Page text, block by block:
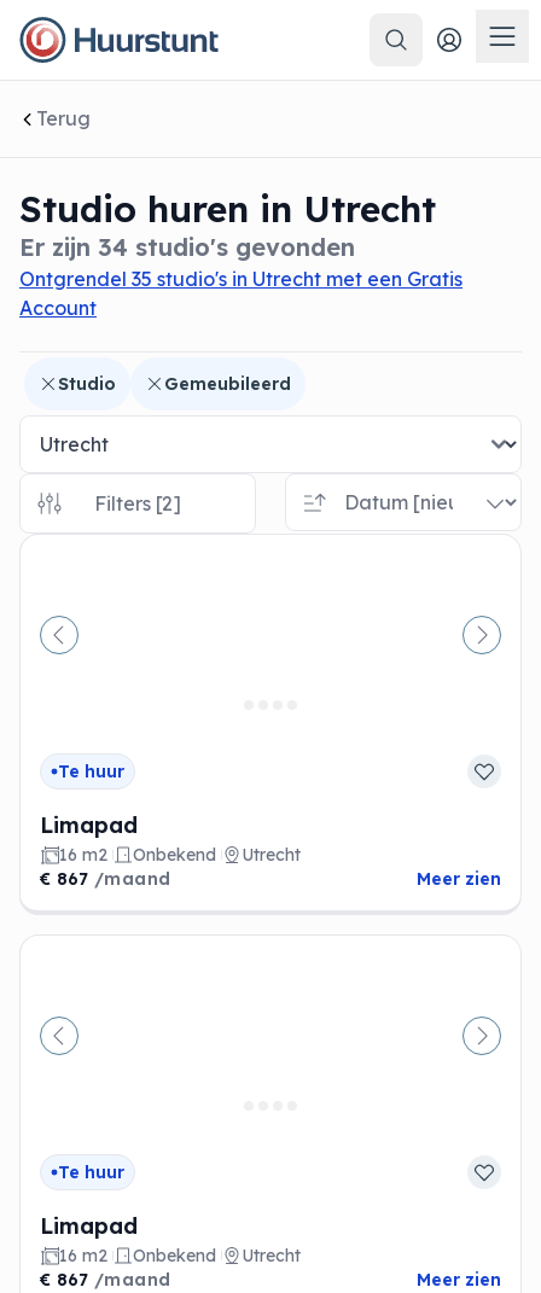
Zoeken
Terug
Studio huren in Utrecht
Er zijn 34 studio's gevonden
Ontgrendel 35 studio's in Utrecht met een Gratis
Account
sluiten
Studio Gemeubileerd
Filters [2]
Vorige
Te huur
Limapad
16 m2 Onbekend
Utrecht
€ 867 /maand Meer zien
Vorige
Te huur
Limapad
16 m2 Onbekend
Utrecht
€ 867 /maand Meer zien